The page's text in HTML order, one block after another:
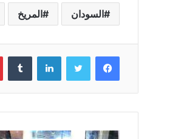
السودان المريخ
فيسبوك تويتر لينكدإن